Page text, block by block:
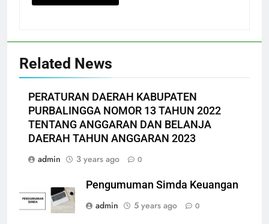
Related News
PERATURAN DAERAH KABUPATEN
PURBALINGGA NOMOR 13 TAHUN 2022
TENTANG ANGGARAN DAN BELANJA
DAERAH TAHUN ANGGARAN 2023
admin
3 years ago 0
Pengumuman Simda Keuangan
admin
5 years ago 0